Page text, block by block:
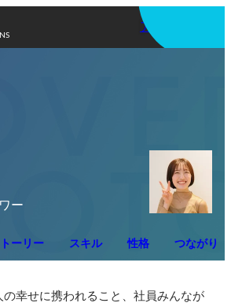
アプリを使う
ー
ーリー スキル 性格 つながり
幸せに携われること、社員みんなが